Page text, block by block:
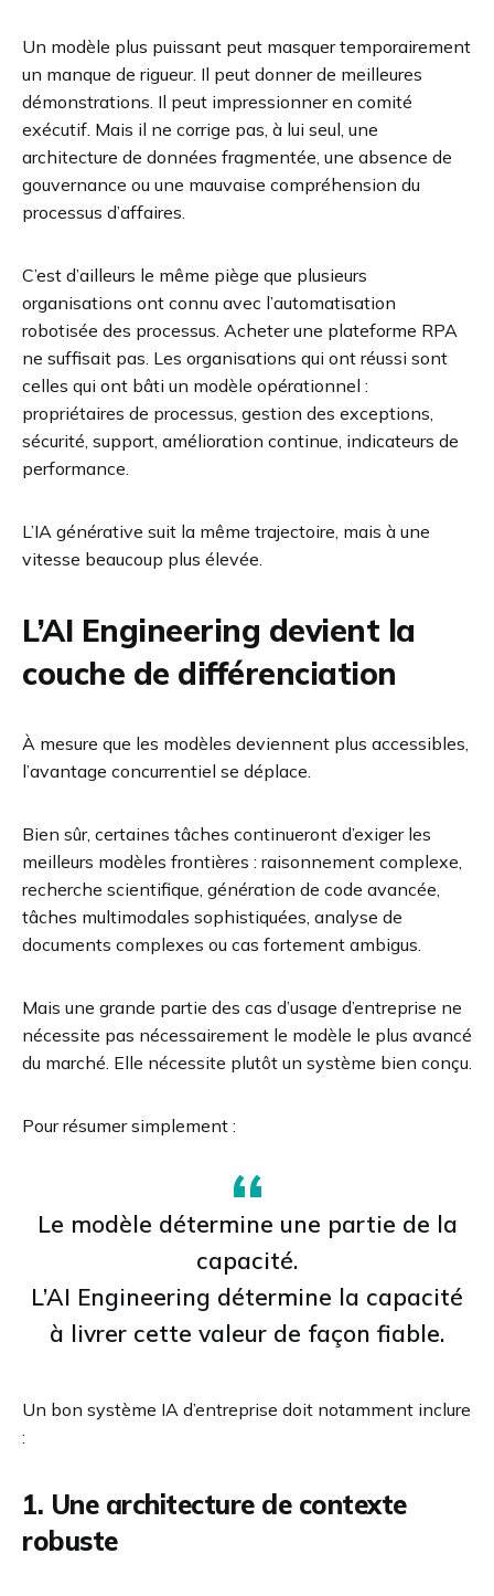
Un modèle plus puissant peut masquer temporairement
un manque de rigueur. Il peut donner de meilleures
démonstrations. Il peut impressionner en comité
exécutif. Mais il ne corrige pas, à lui seul, une
architecture de données fragmentée, une absence de
gouvernance ou une mauvaise compréhension du
processus d’affaires.
C’est d’ailleurs le même piège que plusieurs
organisations ont connu avec l’automatisation
robotisée des processus. Acheter une plateforme RPA
ne suffisait pas. Les organisations qui ont réussi sont
celles qui ont bâti un modèle opérationnel :
propriétaires de processus, gestion des exceptions,
sécurité, support, amélioration continue, indicateurs de
performance.
L’IA générative suit la même trajectoire, mais à une
vitesse beaucoup plus élevée.
L’AI Engineering devient la
couche de différenciation
À mesure que les modèles deviennent plus accessibles,
l’avantage concurrentiel se déplace.
Bien sûr, certaines tâches continueront d’exiger les
meilleurs modèles frontières : raisonnement complexe,
recherche scientifique, génération de code avancée,
tâches multimodales sophistiquées, analyse de
documents complexes ou cas fortement ambigus.
Mais une grande partie des cas d’usage d’entreprise ne
nécessite pas nécessairement le modèle le plus avancé
du marché. Elle nécessite plutôt un système bien conçu.
Pour résumer simplement :
Le modèle détermine une partie de la
capacité.
L’AI Engineering détermine la capacité
à livrer cette valeur de façon fiable.
Un bon système IA d’entreprise doit notamment inclure
:
1. Une architecture de contexte
robuste